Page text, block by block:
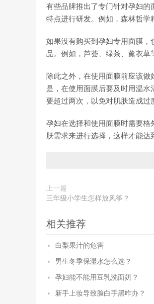
有些品牌推出了专门针对孕妇
特点进行研发。例如，森林哲学
如果没有购买到孕妇专用面膜
品。例如，芦荟、绿茶、薰衣草
除此之外，在使用面膜前应该
是，在使用面膜后要及时用温
要超过两次，以免对肌肤造成过
孕妇在选择和使用面膜时需要
肤需求来进行选择，这样才能达
上一篇
三年级小学生怎样放风筝？
相关推荐
白梨果汁的危害
男生冬季保湿水怎么选？
孕妇能不能用豆乳洗面奶？
新手上妆导致脸白手黑咋办？